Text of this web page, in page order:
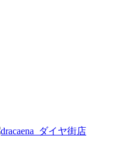
dracaena_ダイヤ街店